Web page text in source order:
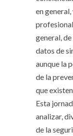
en
general,
datos de
aunque la
de la
que
Esta
analizar,
de la